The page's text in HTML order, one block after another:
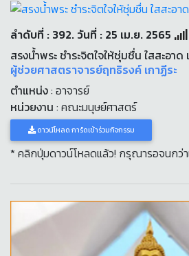
ลำดับที่ : 392. วันที่ : 25 เม.ย. 2565
สรงน้ำพระ ชำระจิตใจให้ชุ่มชื่น ใสสะอา
ผู้ช่วยศาสตราจารย์ฤทธิรงค์ เกาฏีระ
ตำแหน่ง: อาจารย์
หน่วยงาน : คณะมนุษย์ศาสตร์
ดาวน์โหลด การ์ดเข้าร่วมกิจกรรม
* คลิกปุ่มดาวน์โหลดแล้ว! กรุณารอจนกว่